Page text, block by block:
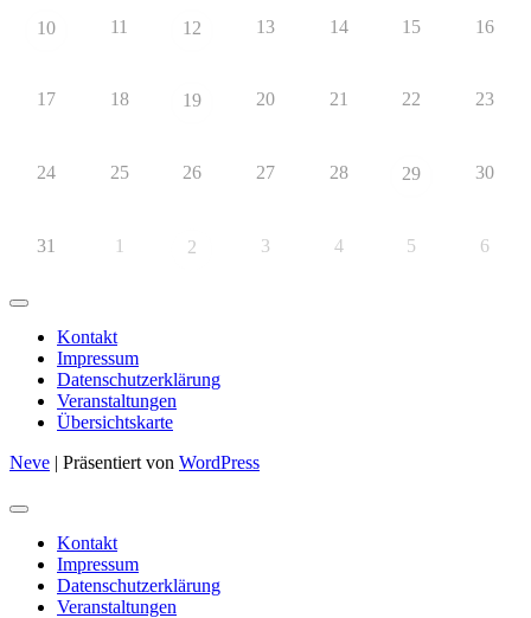
10 11 12 13 14 15 16
17 18 19 20 21 22 23
24 25 26 27 28 29 30
31 1 2 3 4 5 6
Kontakt
Impressum
Datenschutzerklärung
Veranstaltungen
Übersichtskarte
Neve | Präsentiert von WordPress
Kontakt
Impressum
Datenschutzerklärung
Veranstaltungen